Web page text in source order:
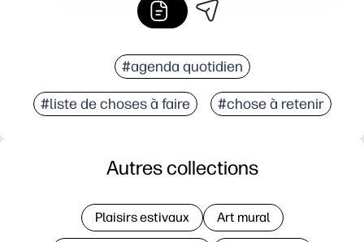
#agenda quotidien
#liste de choses à faire #chose à retenir
Autres collections
Plaisirs estivaux Art mural